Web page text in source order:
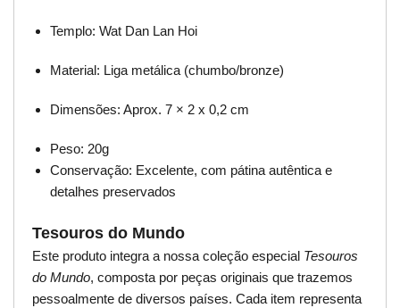
Templo: Wat Dan Lan Hoi
Material: Liga metálica (chumbo/bronze)
Dimensões: Aprox. 7 × 2 x 0,2 cm
Peso: 20g
Conservação: Excelente, com pátina autêntica e
detalhes preservados
Tesouros do Mundo
Este produto integra a nossa coleção especial Tesouros
do Mundo, composta por peças originais que trazemos
pessoalmente de diversos países. Cada item representa